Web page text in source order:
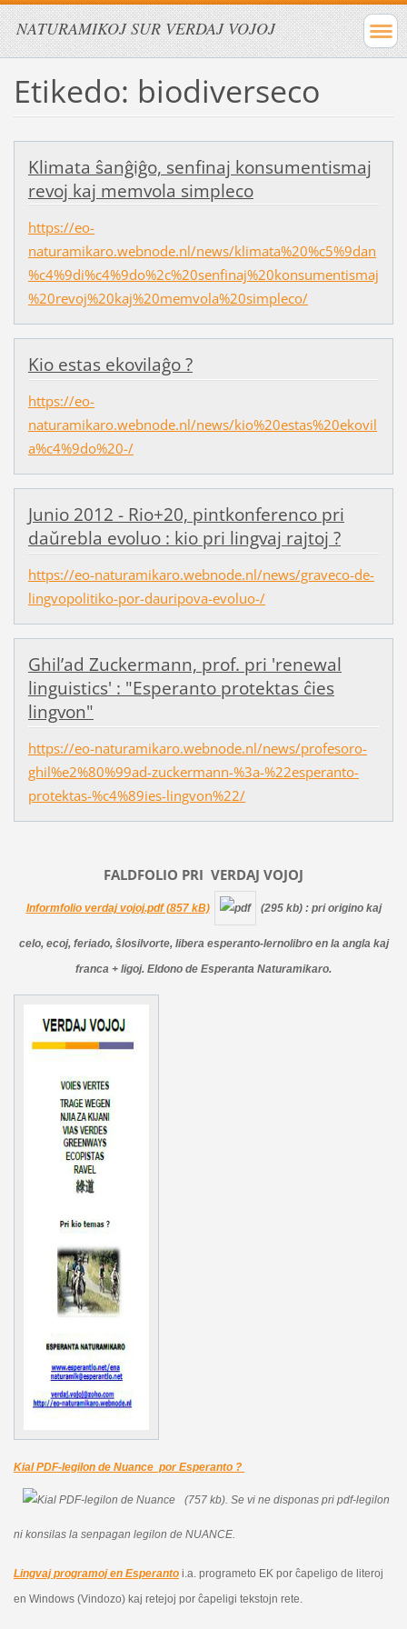
NATURAMIKOJ SUR VERDAJ VOJOJ
Etikedo: biodiverseco
Klimata ŝanĝiĝo, senfinaj konsumentismaj
revoj kaj memvola simpleco
https://eo-
naturamikaro.webnode.nl/news/klimata%20%c5%9dan
%c4%9di%c4%9do%2c%20senfinaj%20konsumentismaj
%20revoj%20kaj%20memvola%20simpleco/
Kio estas ekovilaĝo ?
https://eo-
naturamikaro.webnode.nl/news/kio%20estas%20ekovil
a%c4%9do%20-/
Junio 2012 - Rio+20, pintkonferenco pri
daŭrebla evoluo : kio pri lingvaj rajtoj ?
https://eo-naturamikaro.webnode.nl/news/graveco-de-
lingvopolitiko-por-dauripova-evoluo-/
Ghil’ad Zuckermann, prof. pri 'renewal
linguistics' : "Esperanto protektas ĉies
lingvon"
https://eo-naturamikaro.webnode.nl/news/profesoro-
ghil%e2%80%99ad-zuckermann-%3a-%22esperanto-
protektas-%c4%89ies-lingvon%22/
FALDFOLIO PRI VERDAJ VOJOJ
Informfolio verdaj vojoj.pdf (857 kB) (295 kb) : pri origino kaj
celo, ecoj, feriado, ŝlosilvorte, libera esperanto-lernolibro en la angla kaj
franca + ligoj. Eldono de Esperanta Naturamikaro.
Kial PDF-legilon de Nuance por Esperanto ?
(757 kb). Se vi ne disponas pri pdf-legilon
ni konsilas la senpagan legilon de NUANCE.
Lingvaj programoj en Esperantoi.a. programeto EK por ĉapeligo de literoj
en Windows (Vindozo) kaj retejoj por ĉapeligi tekstojn rete.